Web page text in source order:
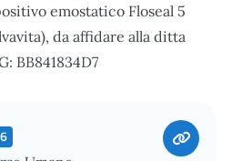
emostatico Floseal 5
da affidare alla ditta
BB841834D7